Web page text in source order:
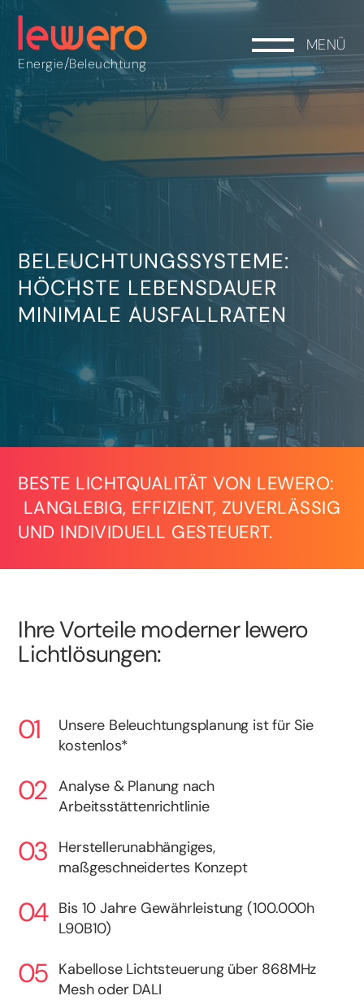
Energie/Beleuchtung
MENÜ
BELEUCHTUNGSSYSTEME:
HÖCHSTE LEBENSDAUER
MINIMALE AUSFALLRATEN
BESTE LICHTQUALITÄT VON LEWERO:
LANGLEBIG, EFFIZIENT, ZUVERLÄSSIG
UND INDIVIDUELL GESTEUERT.
Ihre Vorteile moderner lewero
Lichtlösungen:
Unsere Beleuchtungsplanung ist für Sie
kostenlos*
Analyse & Planung nach
Arbeitsstättenrichtlinie
Herstellerunabhängiges,
maßgeschneidertes Konzept
Bis 10 Jahre Gewährleistung (100.000h
L90B10)
Kabellose Lichtsteuerung über 868MHz
Mesh oder DALI